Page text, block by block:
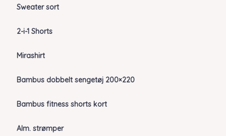
Sweater sort
2-i-1 Shorts
Mirashirt
Bambus dobbelt sengetøj 200×220
Bambus fitness shorts kort
Alm. strømper